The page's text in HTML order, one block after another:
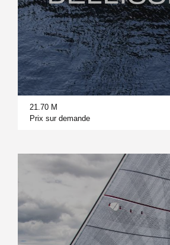
21.70 M
Prix sur demande